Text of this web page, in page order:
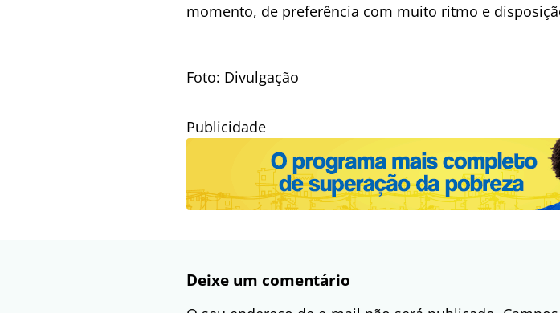
momento, de preferência com muito ritmo e
Foto: Divulgação
Publicidade
Deixe um comentário